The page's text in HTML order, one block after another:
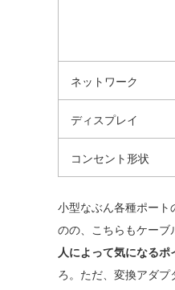
ネットワーク
ディスプレイ
コンセント形状
小型なぶん各種ポート
のの、こちらもケーブ
人によって気になる
ろ。ただ、変換アダプ